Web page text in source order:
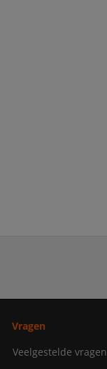
Vragen
Veelgestelde vragen